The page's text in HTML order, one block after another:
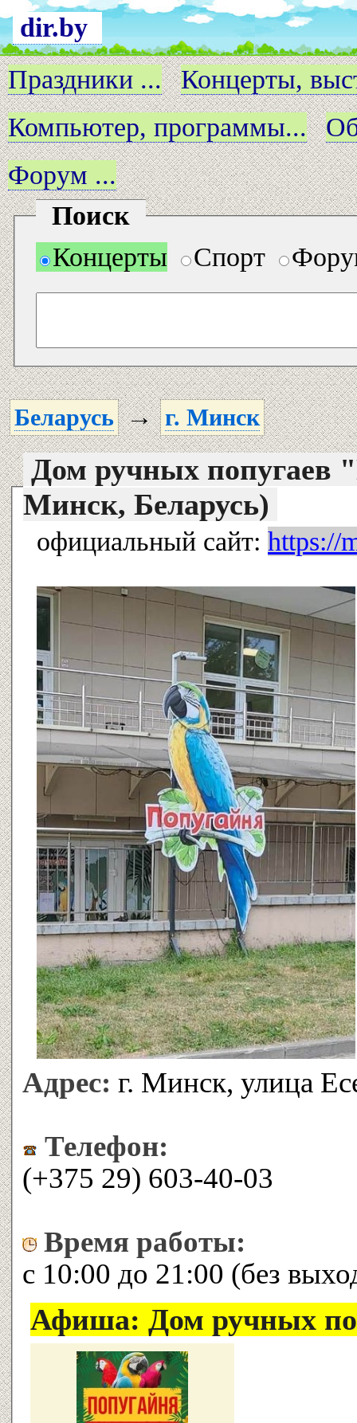
dir.by
Праздники ...
Концерты,
Компьютер, программы...
Форум ...
Поиск
Концерты
Спорт
Беларусь →г. Минск
Дом ручных попугаев
Минск, Беларусь)
официальный сайт: https://
Адрес: г. Минск, улица
Телефон:
(+375 29) 603-40-03
Время работы:
с 10:00 до 21:00 (без
Афиша: Дом ручных